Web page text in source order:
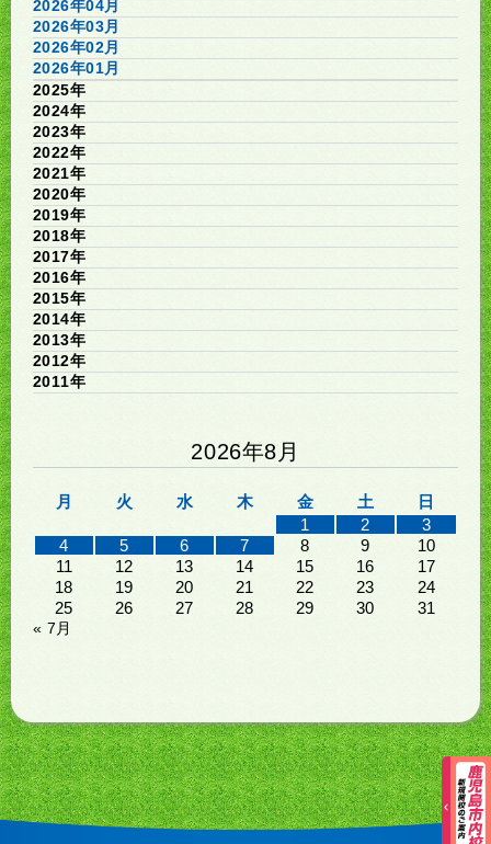
2026年04月
2026年03月
2026年02月
2026年01月
2025年
2024年
2023年
2022年
2021年
2020年
2019年
2018年
2017年
2016年
2015年
2014年
2013年
2012年
2011年
2026年8月
月 火 水 木 金 土
日
1
2
3
4
5 6 7 8 9
10
11
12 13 14 15 16
17
18
19 20 21 22 23
24
25
26 27 28 29 30 31
« 7月